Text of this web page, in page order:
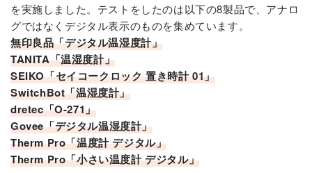
を実施しました。テストをしたのは以下の8製品で、アナロ
グではなくデジタル表示のものを集めています。
無印良品「デジタル温湿度計」
TANITA「温湿度計」
SEIKO「セイコークロック 置き時計 01」
SwitchBot「温湿度計」
dretec「O-271」
Govee「デジタル温湿度計」
Therm Pro「温度計 デジタル」
Therm Pro「小さい温度計 デジタル」